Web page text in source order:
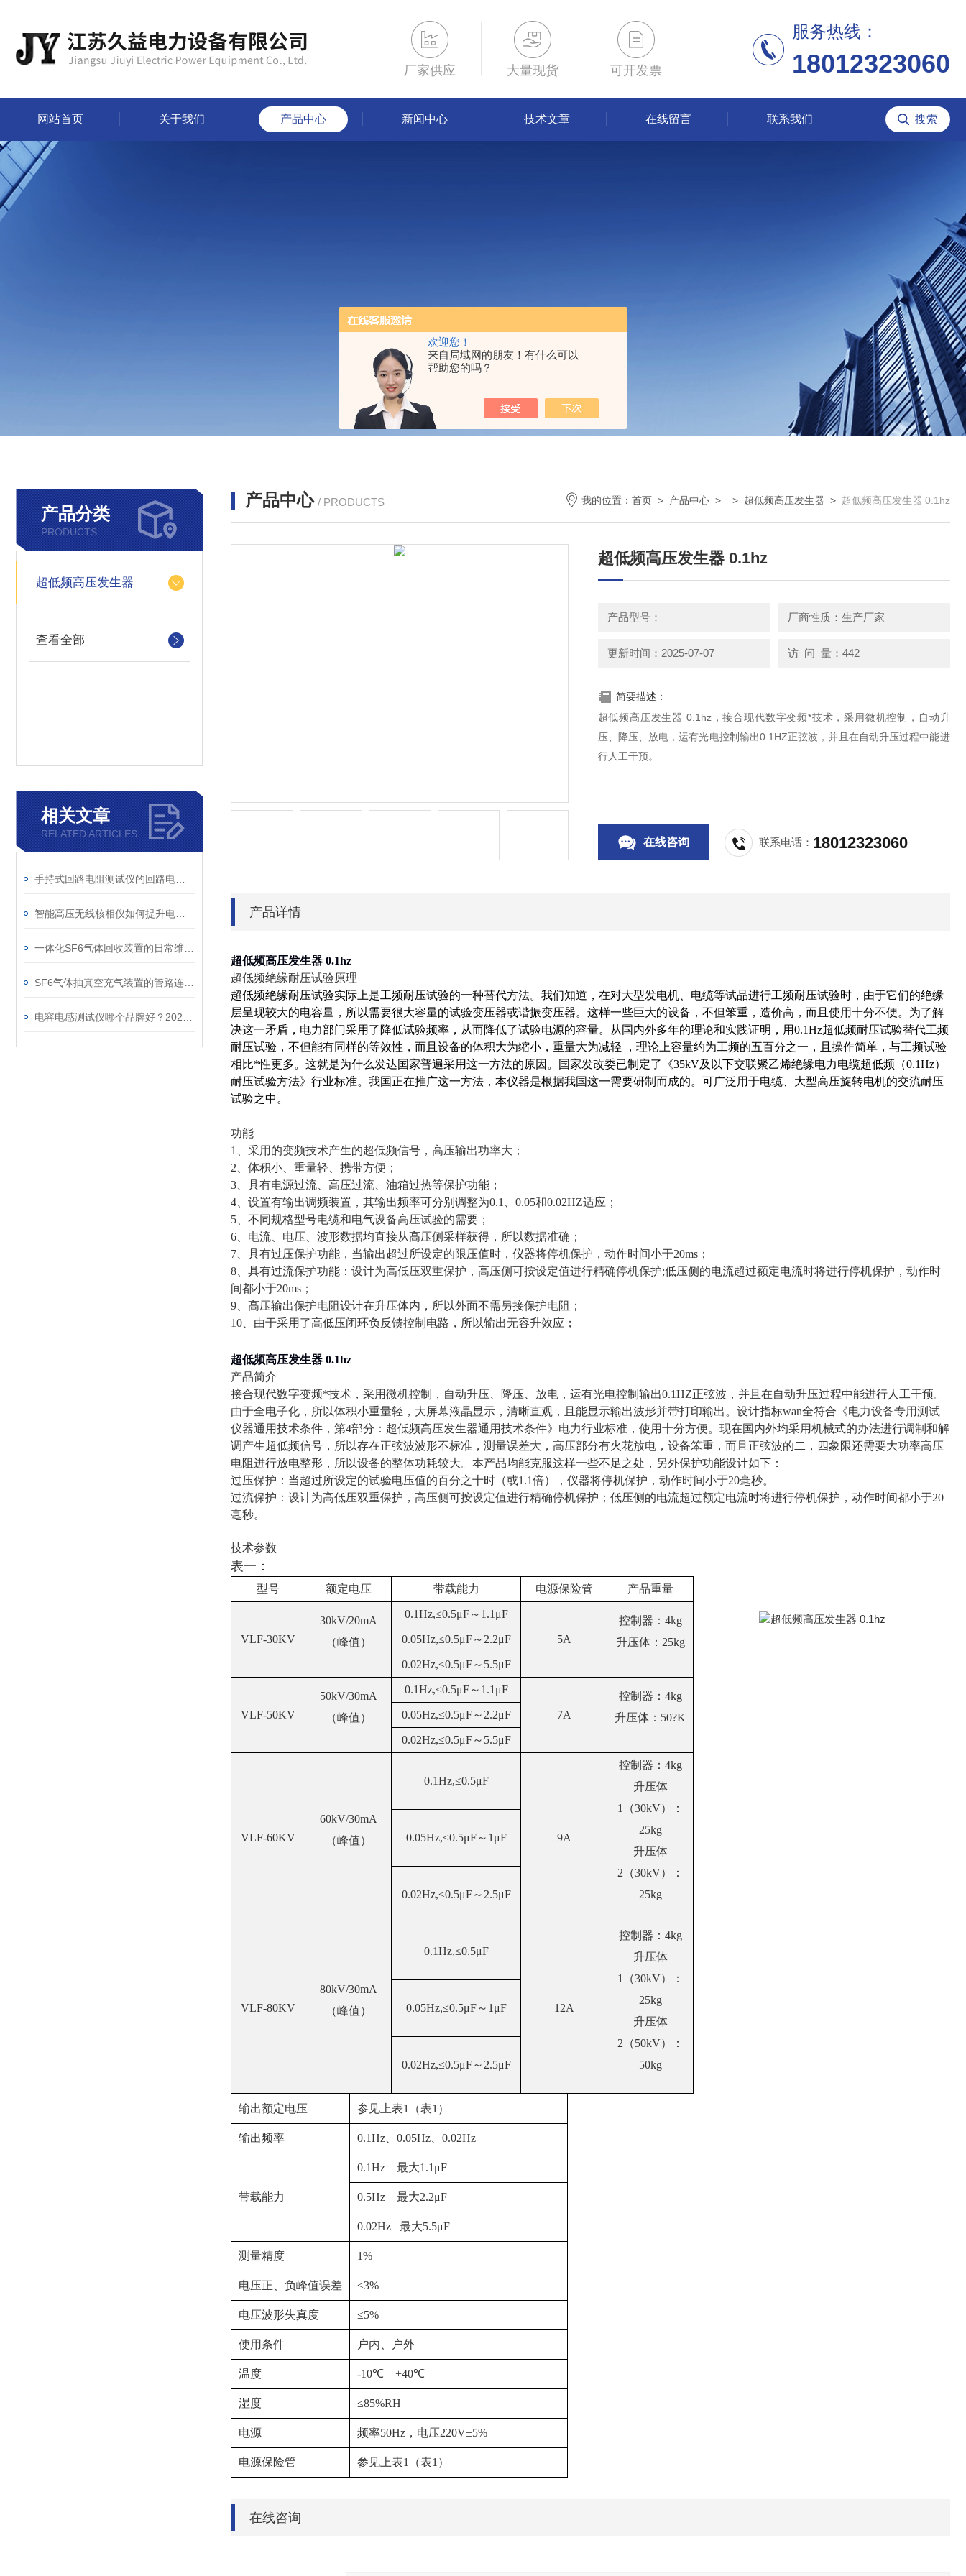
欢迎您！
来自局域网的朋友！有什么可以
帮助您的吗？
厂家供应 大量现货 可开发票
服务热线：
18012323060
网站首页 关于我们 产品中心 新闻中心 技术文章 在线留言 联系我们
产品分类
PRODUCTS
超低频高压发生器
查看全部
相关文章
RELATED ARTICLES
产品中心 / PRODUCTS 我的位置： 首页 > 产品中心 > > 超低频高压发生器 > 超低频高压发生器 0.1hz
超低频高压发生器 0.1hz
产品型号： 厂商性质：生产厂家
更新时间：2025-07-07 访 问 量：442
简要描述：
超低频高压发生器 0.1hz，接合现代数字变频*技术，采用微机控制，自动升
压、降压、放电，运有光电控制输出0.1HZ正弦波，并且在自动升压过程中能进
行人工干预。
在线咨询 联系电话： 18012323060
产品详情
超低频高压发生器 0.1hz
超低频绝缘耐压试验原理
超低频绝缘耐压试验实际上是工频耐压试验的一种替代方法。我们知道，在对大型发电机、电缆等试品进行工频耐压试验时，由于它们的绝缘
层呈现较大的电容量，所以需要很大容量的试验变压器或谐振变压器。这样一些巨大的设备，不但笨重，造价高，而且使用十分不便。为了解
决这一矛盾，电力部门采用了降低试验频率，从而降低了试验电源的容量。从国内外多年的理论和实践证明，用0.1Hz超低频耐压试验替代工频
耐压试验，不但能有同样的等效性，而且设备的体积大为缩小，重量大为减轻 ，理论上容量约为工频的五百分之一，且操作简单，与工频试验
相比*性更多。这就是为什么发达国家普遍采用这一方法的原因。国家发改委已制定了《35kV及以下交联聚乙烯绝缘电力电缆超低频（0.1Hz）
耐压试验方法》行业标准。我国正在推广这一方法，本仪器是根据我国这一需要研制而成的。可广泛用于电缆、大型高压旋转电机的交流耐压
试验之中。
功能
1、采用的变频技术产生的超低频信号，高压输出功率大；
2、体积小、重量轻、携带方便；
3、具有电源过流、高压过流、油箱过热等保护功能；
4、设置有输出调频装置，其输出频率可分别调整为0.1、0.05和0.02HZ适应；
5、不同规格型号电缆和电气设备高压试验的需要；
6、电流、电压、波形数据均直接从高压侧采样获得，所以数据准确；
7、具有过压保护功能，当输出超过所设定的限压值时，仪器将停机保护，动作时间小于20ms；
8、具有过流保护功能：设计为高低压双重保护，高压侧可按设定值进行精确停机保护;低压侧的电流超过额定电流时将进行停机保护，动作时
间都小于20ms；
9、高压输出保护电阻设计在升压体内，所以外面不需另接保护电阻；
10、由于采用了高低压闭环负反馈控制电路，所以输出无容升效应；
超低频高压发生器 0.1hz
产品简介
接合现代数字变频*技术，采用微机控制，自动升压、降压、放电，运有光电控制输出0.1HZ正弦波，并且在自动升压过程中能进行人工干预。
由于全电子化，所以体积小重量轻，大屏幕液晶显示，清晰直观，且能显示输出波形并带打印输出。设计指标wan全符合《电力设备专用测试
仪器通用技术条件，第4部分：超低频高压发生器通用技术条件》电力行业标准，使用十分方便。现在国内外均采用机械式的办法进行调制和解
调产生超低频信号，所以存在正弦波波形不标准，测量误差大，高压部分有火花放电，设备笨重，而且正弦波的二，四象限还需要大功率高压
电阻进行放电整形，所以设备的整体功耗较大。本产品均能克服这样一些不足之处，另外保护功能设计如下：
过压保护：当超过所设定的试验电压值的百分之十时（或1.1倍），仪器将停机保护，动作时间小于20毫秒。
过流保护：设计为高低压双重保护，高压侧可按设定值进行精确停机保护；低压侧的电流超过额定电流时将进行停机保护，动作时间都小于20
毫秒。
技术参数
表一：
型号 额定电压 带载能力 电源保险管 产品重量
VLF-30KV
30kV/20mA
（峰值）
0.1Hz,≤0.5μF～1.1μF
5A
控制器：4kg
升压体：25kg
0.05Hz,≤0.5μF～2.2μF
0.02Hz,≤0.5μF～5.5μF
VLF-50KV
50kV/30mA
（峰值）
0.1Hz,≤0.5μF～1.1μF
7A
控制器：4kg
升压体：50?K
0.05Hz,≤0.5μF～2.2μF
0.02Hz,≤0.5μF～5.5μF
VLF-60KV
60kV/30mA
（峰值）
0.1Hz,≤0.5μF
9A
控制器：4kg
升压体
1（30kV）：
25kg
升压体
2（30kV）：
25kg
0.05Hz,≤0.5μF～1μF
0.02Hz,≤0.5μF～2.5μF
VLF-80KV
80kV/30mA
（峰值）
0.1Hz,≤0.5μF
12A
控制器：4kg
升压体
1（30kV）：
25kg
升压体
2（50kV）：
50kg
0.05Hz,≤0.5μF～1μF
0.02Hz,≤0.5μF～2.5μF
输出额定电压 参见上表1（表1）
输出频率 0.1Hz、0.05Hz、0.02Hz
带载能力
0.1Hz 最大1.1μF
0.5Hz 最大2.2μF
0.02Hz 最大5.5μF
测量精度 1%
电压正、负峰值误差 ≤3%
电压波形失真度 ≤5%
使用条件 户内、户外
温度 -10℃—+40℃
湿度 ≤85%RH
电源 频率50Hz，电压220V±5%
电源保险管 参见上表1（表1）
在线咨询